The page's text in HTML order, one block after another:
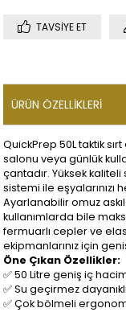
TAVSIYE ET
ÜRÜN ÖZELLIKLERI
QuickPrep 50L taktik
salonu veya günlük
çantadır. Yüksek
sistemi ile eşyalarınızı
Ayarlanabilir omuz
kullanımlarda bile
fermuarlı cepler ve
ekipmanlarınız için
Öne Çıkan Özellikler:
✅ 50 Litre geniş iç
✅ Su geçirmez
✅ Çok bölmeli